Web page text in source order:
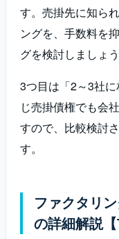
す。売掛先に知ら
ングを、手数料を
グを検討しましょう
3つ目は「2～3社
じ売掛債権でも会
すので、比較検討
す。
ファクタリ
の詳細解説【